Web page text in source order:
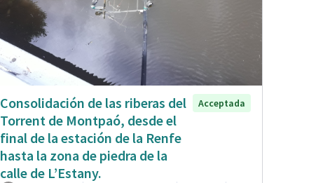
Consolidación de las riberas del
Torrent de Montpaó, desde el
final de la estación de la Renfe
hasta la zona de piedra de la
calle de L’Estany.
Acceptada